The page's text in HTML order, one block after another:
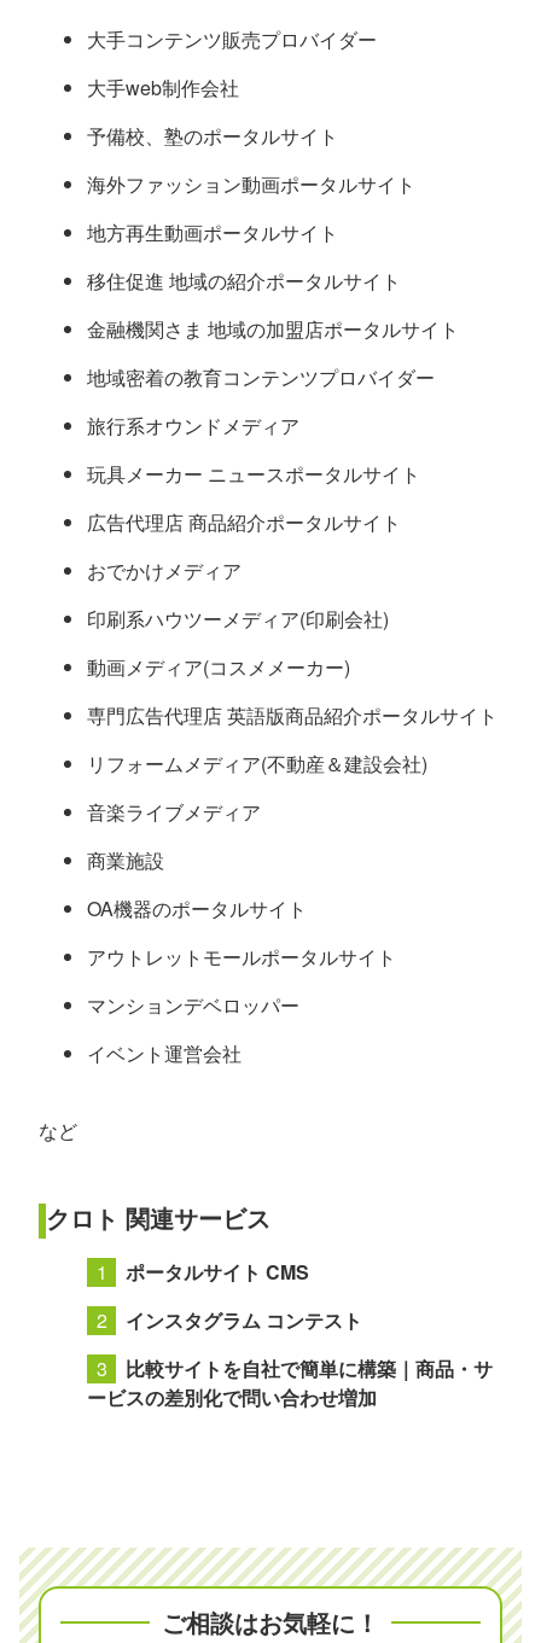
大手コンテンツ販売プロバイダー
大手web制作会社
予備校、塾のポータルサイト
海外ファッション動画ポータルサイト
地方再生動画ポータルサイト
移住促進 地域の紹介ポータルサイト
金融機関さま 地域の加盟店ポータルサイト
地域密着の教育コンテンツプロバイダー
旅行系オウンドメディア
玩具メーカー ニュースポータルサイト
広告代理店 商品紹介ポータルサイト
おでかけメディア
印刷系ハウツーメディア(印刷会社)
動画メディア(コスメメーカー)
専門広告代理店 英語版商品紹介ポータルサイト
リフォームメディア(不動産＆建設会社)
音楽ライブメディア
商業施設
OA機器のポータルサイト
アウトレットモールポータルサイト
マンションデベロッパー
イベント運営会社
など
クロト 関連サービス
ポータルサイト CMS
インスタグラム コンテスト
比較サイトを自社で簡単に構築｜商品・サ
ービスの差別化で問い合わせ増加
ご相談はお気軽に！